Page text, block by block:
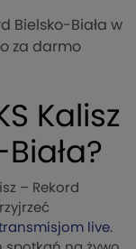
Bielsko-Biała w
za darmo
Kalisz
– Rekord
live.